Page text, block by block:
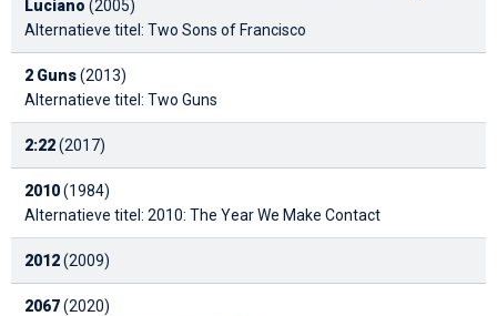
Luciano (2005)
Alternatieve titel: Two Sons of Francisco
2 Guns(2013)
Alternatieve titel: Two Guns
2:22(2017)
2010(1984)
Alternatieve titel: 2010: The Year We Make Contact
2012(2009)
2067(2020)